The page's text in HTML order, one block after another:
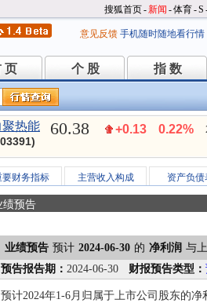
搜狐首页-新闻 -体育-S
意见反馈 手机随时随地看行情
页
页 个 股
个 股 指 数
指 数
聚热能 60.38 +0.13 0.22%
要财务指标 主营收入构成 资产负债
绩预告
业绩预告 预计 2024-06-30 的 净利润 与
预告报告期： 2024-06-30 财报预告类型：
预计2024年1-6月归属于上市公司股东的